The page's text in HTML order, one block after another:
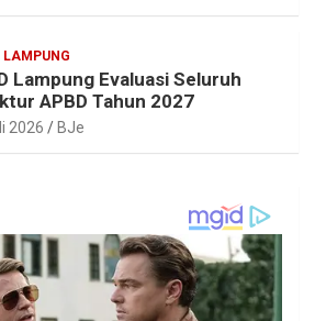
LAMPUNG
Lampung Evaluasi Seluruh
APBD Tahun 2027
2026 BJe